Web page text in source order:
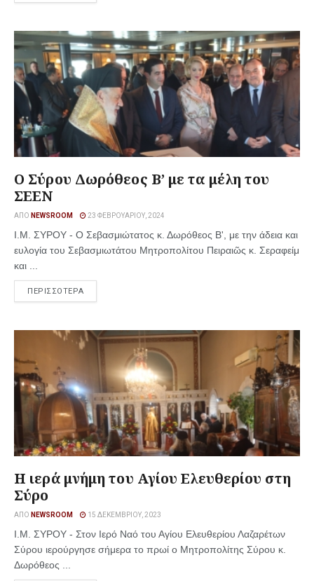
Ο Σύρου Δωρόθεος Β’ με τα μέλη του
ΣΕΕΝ
ΑΠΌ NEWSROOM 23 ΦΕΒΡΟΥΑΡΊΟΥ, 2024
Ι.Μ. ΣΥΡΟΥ - Ο Σεβασμιώτατος κ. Δωρόθεος Β', με την άδεια και
ευλογία του Σεβασμιωτάτου Μητροπολίτου Πειραιῶς κ. Σεραφείμ
και ...
ΠΕΡΙΣΣΟΤΕΡΑ
Η ιερά μνήμη του Αγίου Ελευθερίου στη
Σύρο
ΑΠΌ NEWSROOM 15 ΔΕΚΕΜΒΡΊΟΥ, 2023
I.M. ΣΥΡΟΥ - Στον Ιερό Ναό του Αγίου Ελευθερίου Λαζαρέτων
Σύρου ιερούργησε σήμερα το πρωί ο Μητροπολίτης Σύρου κ.
Δωρόθεος ...